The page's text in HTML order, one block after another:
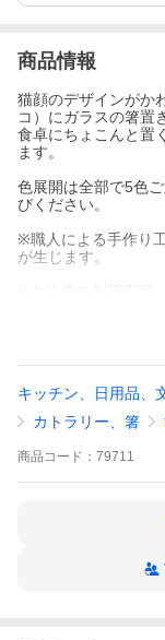
商品情報
猫顔のデザインがか
コ）にガラスの箸置
食卓にちょこんと置
ます。
色展開は全部で5色
びください。
※職人による手作り
が生じます。
可愛いパッケージ入
開店祝い 内祝い 還
母の日 敬老の日 ク
ト
友人同士でのプレゼ
ハンドメイド 手作
おすすめ かわいい
キッチン、日用品、
カトラリー、箸
商品 コード： 79711